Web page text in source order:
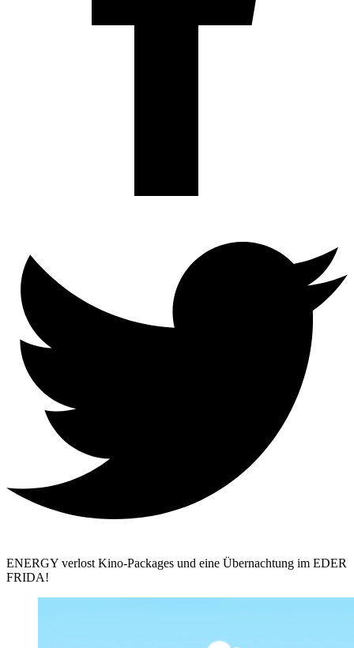
ENERGY verlost Kino-Packages und eine Übernachtung im EDER
FRIDA!